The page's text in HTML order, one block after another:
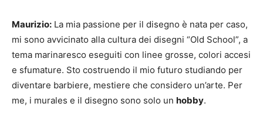
Maurizio: La mia passione per il disegno è nata per caso,
mi sono avvicinato alla cultura dei disegni “Old School”, a
tema marinaresco eseguiti con linee grosse, colori accesi
e sfumature. Sto costruendo il mio futuro studiando per
diventare barbiere, mestiere che considero un’arte. Per
me, i murales e il disegno sono solo un hobby.